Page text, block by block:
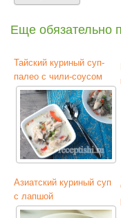
Еще обязательно
Тайский куриный суп-
палео с чили-соусом
Азиатский куриный суп
с лапшой